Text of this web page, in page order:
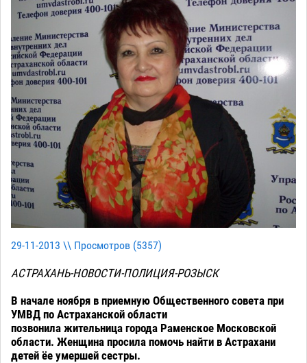
29-11-2013 \\ Просмотров (5357)
АСТРАХАНЬ-НОВОСТИ-ПОЛИЦИЯ-РОЗЫСК
В начале ноября в приемную Общественного совета при
УМВД по Астраханской области
позвонила жительница города Раменское Московской
области. Женщина просила помочь найти в Астрахани
детей ёе умершей сестры.